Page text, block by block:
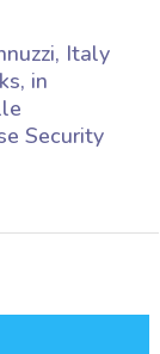
Italy
in
Security